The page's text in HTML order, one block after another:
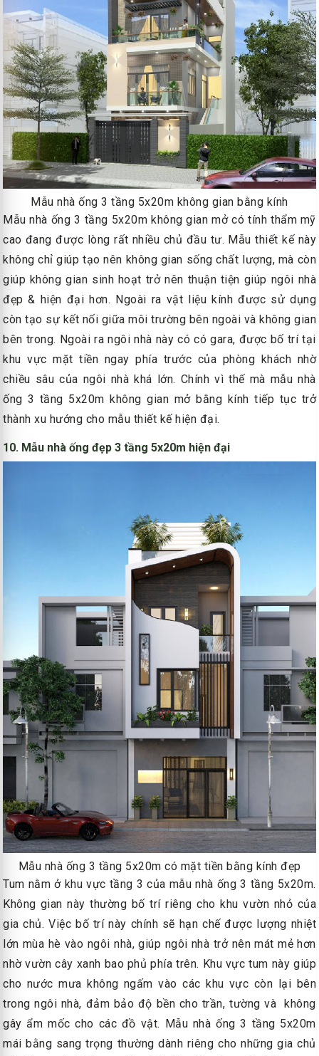
Mẫu nhà ống 3 tầng 5x20m không gian bằng kính
Mẫu nhà ống 3 tầng 5x20m không gian mở có tính thẩm mỹ
cao đang được lòng rất nhiều chủ đầu tư. Mẫu thiết kế này
không chỉ giúp tạo nên không gian sống chất lượng, mà còn
giúp không gian sinh hoạt trở nên thuận tiện giúp ngôi nhà
đẹp & hiện đại hơn. Ngoài ra vật liệu kính được sử dụng
còn tạo sự kết nối giữa môi trường bên ngoài và không gian
bên trong. Ngoài ra ngôi nhà này có có gara, được bố trí tại
khu vực mặt tiền ngay phía trước của phòng khách nhờ
chiều sâu của ngôi nhà khá lớn. Chính vì thế mà mẫu nhà
ống 3 tầng 5x20m không gian mở bằng kính tiếp tục trở
thành xu hướng cho mẫu thiết kế hiện đại.
10. Mẫu nhà ống đẹp 3 tầng 5x20m hiện đại
Mẫu nhà ống 3 tầng 5x20m có mặt tiền bằng kính đẹp
Tum nằm ở khu vực tầng 3 của mẫu nhà ống 3 tầng 5x20m.
Không gian này thường bố trí riêng cho khu vườn nhỏ của
gia chủ. Việc bố trí này chính sẽ hạn chế được lượng nhiệt
lớn mùa hè vào ngôi nhà, giúp ngôi nhà trở nên mát mẻ hơn
nhờ vườn cây xanh bao phủ phía trên. Khu vực tum này giúp
cho nước mưa không ngấm vào các khu vực còn lại bên
trong ngôi nhà, đảm bảo độ bền cho trần, tường và không
gây ẩm mốc cho các đồ vật. Mẫu nhà ống 3 tầng 5x20m
mái bằng sang trọng thường dành riêng cho những gia chủ